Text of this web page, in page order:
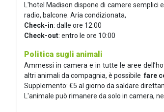
L'hotel Madison dispone di camere
radio, balcone. Aria condizionata,
Check-in: dalle ore 12:00
Check-out: entro le ore 10:00
Politica sugli animali
Ammessi in camera e in tutte le aree
altri animali da compagnia, è possibile fare
Supplemento: €5 al giorno da saldare
L'animale può rimanere da solo in camera,